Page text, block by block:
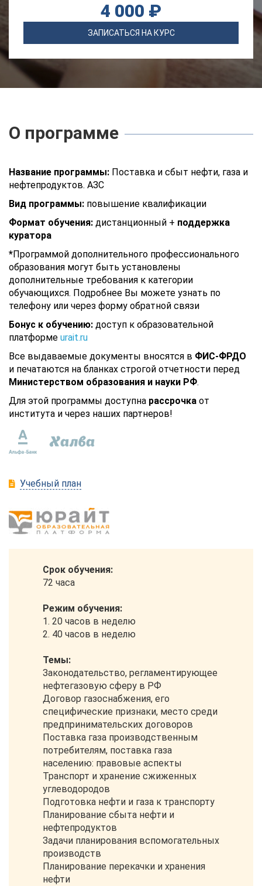
4 000 ₽
ЗАПИСАТЬСЯ НА КУРС
О программе
Название программы: Поставка и сбыт нефти, газа и
нефтепродуктов. АЗС
Вид программы: повышение квалификации
Формат обучения: дистанционный + поддержка
куратора
*Программой дополнительного профессионального
образования могут быть установлены
дополнительные требования к категории
обучающихся. Подробнее Вы можете узнать по
телефону или через форму обратной связи
Бонус к обучению: доступ к образовательной
платформе urait.ru
Все выдаваемые документы вносятся в ФИС-ФРДО
и печатаются на бланках строгой отчетности перед
Министерством образования и науки РФ.
Для этой программы доступна рассрочка от
института и через наших партнеров!
Учебный план
Срок обучения:
72 часа
Режим обучения:
1. 20 часов в неделю
2. 40 часов в неделю
Темы:
Законодательство, регламентирующее
нефтегазовую сферу в РФ
Договор газоснабжения, его
специфические признаки, место среди
предпринимательских договоров
Поставка газа производственным
потребителям, поставка газа
населению: правовые аспекты
Транспорт и хранение сжиженных
углеводородов
Подготовка нефти и газа к транспорту
Планирование сбыта нефти и
нефтепродуктов
Задачи планирования вспомогательных
производств
Планирование перекачки и хранения
нефти